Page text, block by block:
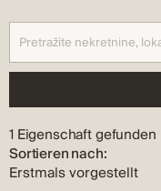
1 Eigenschaft gefunden
Sortieren nach: